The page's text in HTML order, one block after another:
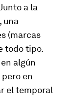
a la
una
(marcas
todo tipo.
algún
en
el temporal